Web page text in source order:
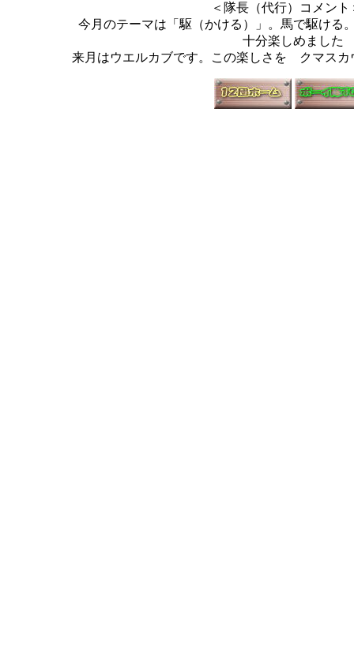
＜隊長（代行）コメン
今月のテーマは「駆（かける）」。馬で駆ける
十分楽しめました
来月はウエルカブです。この楽しさを クマスカ